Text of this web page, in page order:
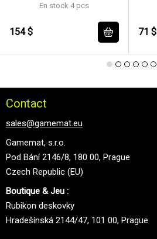
En stock 4 pcs
154 $ 71 $
Contact
sales@gamemat.eu
Gamemat, s.r.o.
Pod Bání 2146/8, 180 00, Prague
Czech Republic (EU)
Boutique & Jeu :
Rubikon deskovky
Hradešínská 2144/47, 101 00, Prague